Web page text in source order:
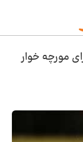
مورچه خوار